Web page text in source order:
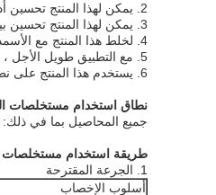
2. يمكن لهذا المنتج تحسين أداء التمثيل الضوئي للمحاصيل ، وتعزيز منتجات التمثيل الضوئي في عمليات نقل ونقل كبيرة ، وتحسين جودة المحاصيل وأداء المنتج.
3. يمكن لهذا المنتج تحسين بيئات المجال الصغير وقمع حدوث الأمراض التي تنتقل عن طريق التربة.
4. لخلط هذا المنتج مع الأسمدة غير العضوية يمكن أن يزيد من تآزر العناصر الغذائية ، مما يجعل زيادة المحصول مهمة للغاية.
5. مع التطبيق طويل الأجل ، سوف يصبح ضغط التربة مفككًا ، كما سيتم تعزيز القدرة على الاحتفاظ بالمغذيات والقدرة على الاحتفاظ بالمياه.
6. يستخدم هذا المنتج على نطاق واسع في قاعدة الأغذية العضوية ، والقاعدة الخضراء ، وقاعدة الغذاء البيئية الخالية من التلوث.
نطاق استخدام مستخلصات الخضروات
جميع المحاصيل بما في ذلك:
طريقة استخدام مستخلصات نباتية إنزيم
1. الجرعة المقترحة
أسلوب الإخصاب